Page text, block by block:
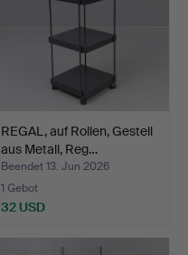
REGAL, auf Rollen, Gestell
aus Metall, Reg…
Beendet 13. Jun 2026
1 Gebot
32 USD